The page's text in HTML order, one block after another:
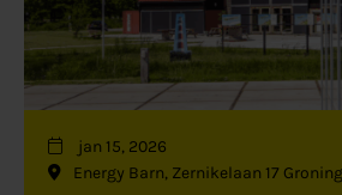
jan 15, 2026
Energy Barn, Zernikelaan 17